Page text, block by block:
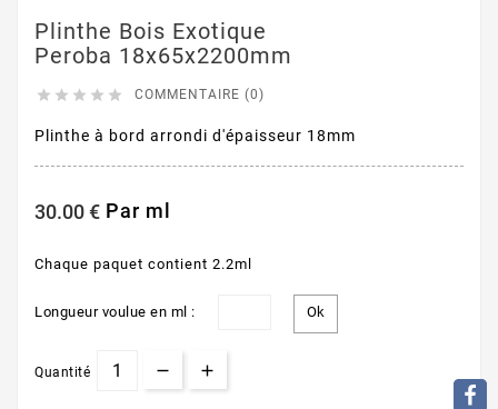
Plinthe Bois Exotique
Peroba 18x65x2200mm
     COMMENTAIRE (0)
Plinthe à bord arrondi d'épaisseur 18mm
30.00 € Par ml
Chaque paquet contient 2.2ml
Longueur voulue en ml :
Quantité